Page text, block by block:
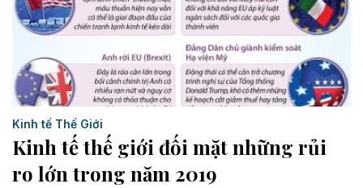
Kinh tế Thế Giới
Kinh tế thế giới đối mặt những rủi
ro lớn trong năm 2019